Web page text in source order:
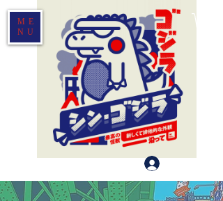
ME
NU